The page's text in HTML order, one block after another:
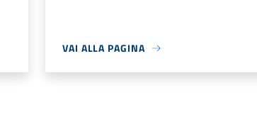
VAI ALLA PAGINA